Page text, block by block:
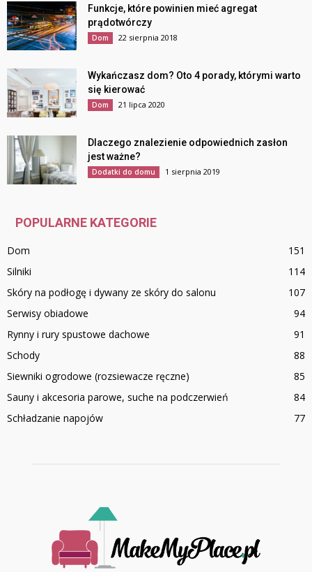
Funkcje, które powinien mieć agregat
prądotwórczy
Dom 22 sierpnia 2018
Wykańczasz dom? Oto 4 porady, którymi warto
się kierować
Dom 21 lipca 2020
Dlaczego znalezienie odpowiednich zasłon
jest ważne?
Dodatki do domu 1 sierpnia 2019
POPULARNE KATEGORIE
Dom
151
Silniki
114
Skóry na podłogę i dywany ze skóry do salonu
107
Serwisy obiadowe
94
Rynny i rury spustowe dachowe
91
Schody
88
Siewniki ogrodowe (rozsiewacze ręczne)
85
Sauny i akcesoria parowe, suche na podczerwień
84
Schładzanie napojów
77